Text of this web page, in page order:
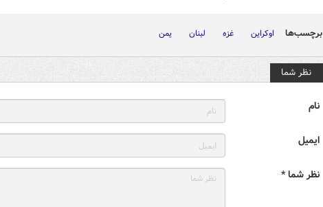
برچسب‌ها اوکراین غزه لبنان یمن
نظر شما
نام
ایمیل
نظر شما *